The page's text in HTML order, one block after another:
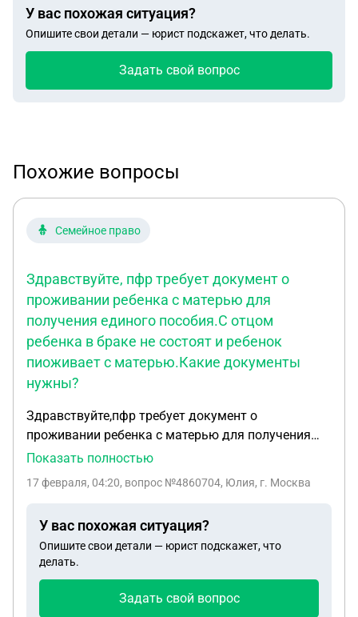
У вас похожая ситуация?
Опишите свои детали — юрист подскажет, что делать.
Задать свой вопрос
Похожие вопросы
Семейное право
Здравствуйте, пфр требует документ о
проживании ребенка с матерью для
получения единого пособия.С отцом
ребенка в браке не состоят и ребенок
пиоживает с матерью.Какие документы
нужны?
Здравствуйте,пфр требует документ о
проживании ребенка с матерью для получения
единого пособия.С отцом ребенка в браке не
документы нужны?И где их получить.
Показать полностью
17 февраля, 04:20, вопрос №4860704, Юлия, г. Москва
У вас похожая ситуация?
Опишите свои детали — юрист подскажет, что
делать.
Задать свой вопрос